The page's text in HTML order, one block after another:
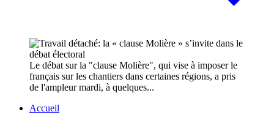
Le débat sur la "clause Molière", qui vise à imposer le
français sur les chantiers dans certaines régions, a pris
de l'ampleur mardi, à quelques...
Accueil